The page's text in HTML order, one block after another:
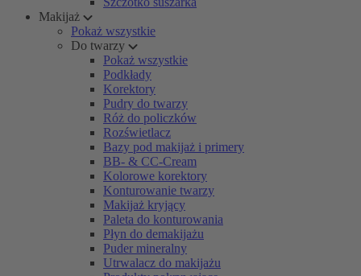
Makijaż
Pokaż wszystkie
Do twarzy
Pokaż wszystkie
Podkłady
Korektory
Pudry do twarzy
Róż do policzków
Rozświetlacz
Bazy pod makijaż i primery
BB- & CC-Cream
Kolorowe korektory
Konturowanie twarzy
Makijaż kryjący
Paleta do konturowania
Płyn do demakijażu
Puder mineralny
Utrwalacz do makijażu